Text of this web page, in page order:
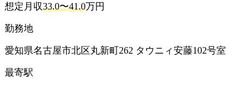
想定月収33.0〜41.0万円
勤務地
愛知県名古屋市北区丸新町262 タウニィ安藤102号室
最寄駅